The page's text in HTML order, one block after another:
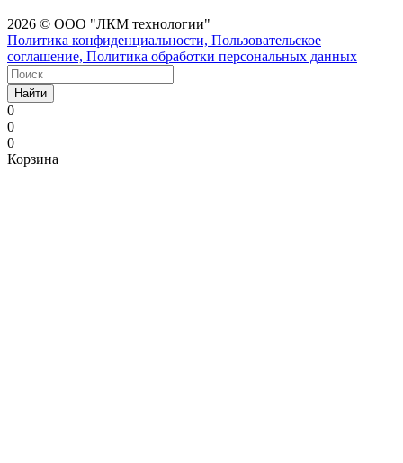
2026 © ООО "ЛКМ технологии"
Политика конфиденциальности, Пользовательское
соглашение, Политика обработки персональных данных
Найти
0
0
0
Корзина